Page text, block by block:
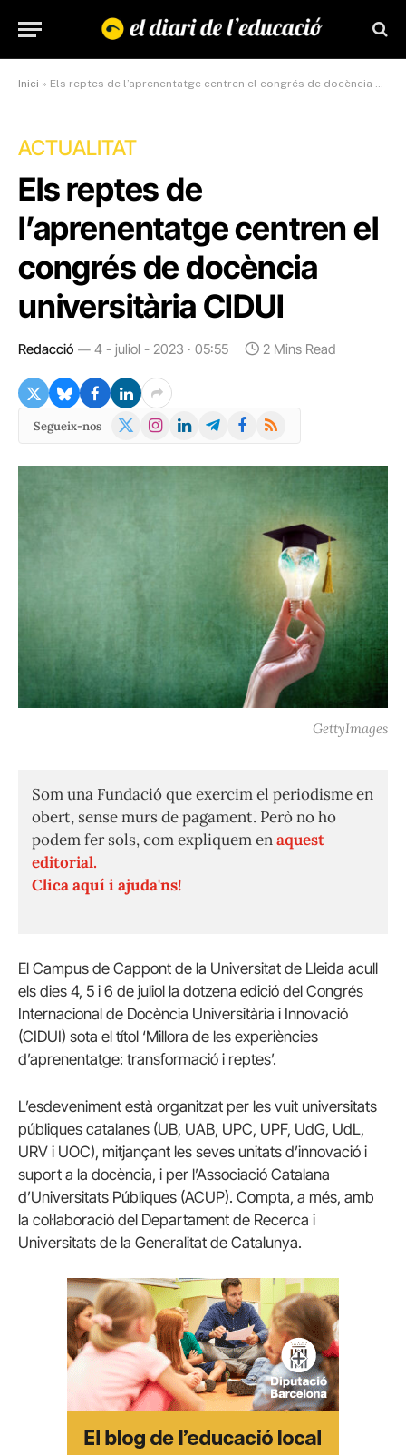
Inici » Els reptes de l’aprenentatge centren el congrés de docència universitària CIDUI
ACTUALITAT
Els reptes de
l’aprenentatge centren el
congrés de docència
universitària CIDUI
Redacció 4 - juliol - 2023 · 05:55 2 Mins Read
Segueix-nos
X
Instagram
LinkedInTelegramFacebook
RSS
GettyImages
Som una Fundació que exercim el periodisme en
obert, sense murs de pagament. Però no ho
podem fer sols, com expliquem enaquest
editorial.
Clica aquí i ajuda'ns!
El Campus de Cappont de la Universitat de Lleida acull
els dies 4, 5 i 6 de juliol la dotzena edició del Congrés
Internacional de Docència Universitària i Innovació
(CIDUI) sota el títol ‘Millora de les experiències
d’aprenentatge: transformació i reptes’.
L’esdeveniment està organitzat per les vuit universitats
públiques catalanes (UB, UAB, UPC, UPF, UdG, UdL,
URV i UOC), mitjançant les seves unitats d’innovació i
suport a la docència, i per l’Associació Catalana
d’Universitats Públiques (ACUP). Compta, a més, amb
la col·laboració del Departament de Recerca i
Universitats de la Generalitat de Catalunya.